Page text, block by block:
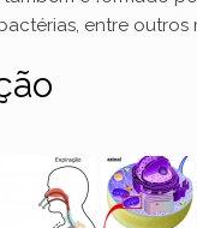
entre